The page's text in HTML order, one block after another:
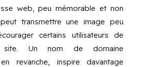
web, peu mémorable et non
transmettre une image peu
certains utilisateurs de
Un nom de domaine
revanche, inspire davantage